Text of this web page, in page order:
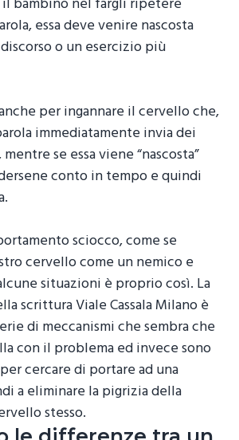
il bambino nel fargli ripetere
essa deve venire nascosta
o un esercizio più
per ingannare il cervello che,
immediatamente invia dei
se essa viene “nascosta”
conto in tempo e quindi
sciocco, come se
cervello come un nemico e
situazioni è proprio così. La
scrittura Viale Cassala Milanoè
di meccanismi che sembra che
con il problema ed invece sono
cercare di portare ad una
a eliminare la pigrizia della
stesso.